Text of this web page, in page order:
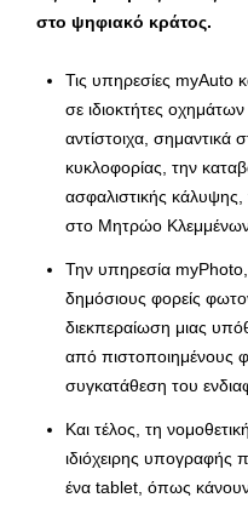
στο ψηφιακό κράτος.
Τις υπηρεσίες myAuto
σε ιδιοκτήτες οχημάτων
αντίστοιχα, σημαντικά
κυκλοφορίας, την
ασφαλιστικής κάλυψης,
στο Μητρώο
Την υπηρεσία
δημόσιους φορείς
διεκπεραίωση μιας
από πιστοποιημένους
συγκατάθεση του
Και τέλος, τη
ιδιόχειρης υπογραφής
ένα tablet, όπως κάνουν